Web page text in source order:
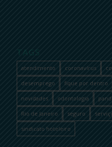
TAGS
atendimento coronavírus
desemprego fique por dentro
novidades odontologia
Rio de Janeiro seguro
sindicato hoteleiro